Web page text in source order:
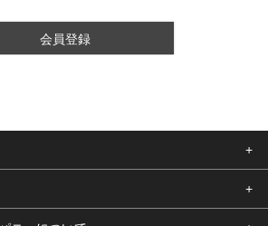
会員登録